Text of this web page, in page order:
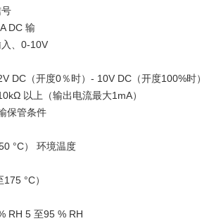
DC 输
、0-10V
DC（开度0％时）- 10V DC（开度100%时）
以上（输出电流最大1mA）
保管条件
°C） 环境温度
°C）
RH 5 至95 % RH